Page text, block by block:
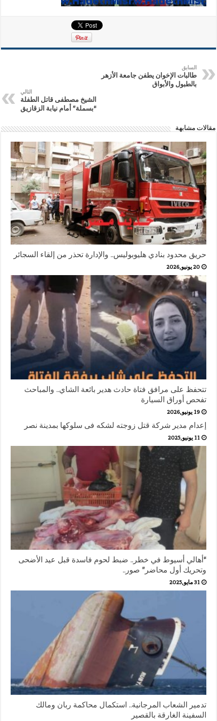
السابق
طالبات الإخوان يطفن جامعة الأزهر
بالطبول والأبواق
التالي
الشيخ مصطفى قاتل الطفلة
“بسملة” أمام نيابة الزقازيق
مقالات مشابهة
حريق محدود بنادي هليوبوليس.. والإدارة تحذر من إلقاء السجائر
20 يونيو,2026
تتحفظ على مرافق فتاة حادث هدير بائعة الشاي.. والمباحث
تفحص أوراق السيارة
19 يونيو,2026
إعدام مدير شركة قتل زوجته لشكه فى سلوكها بمدينة نصر
11 يونيو,2025
“أهالي أسيوط في خطر.. ضبط لحوم فاسدة قبل عيد الأضحى
وتحريك أول محاضر” صور..
31 مايو,2025
تدمير الشعاب المرجانية.. استكمال محاكمة ربان ومالك
السفينة الغارقة بالقصير